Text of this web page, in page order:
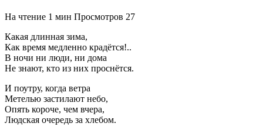
На чтение 1 мин Просмотров 27
Какая длинная зима,
Как время медленно крадётся!..
В ночи ни люди, ни дома
Не знают, кто из них проснётся.
И поутру, когда ветра
Метелью застилают небо,
Опять короче, чем вчера,
Людская очередь за хлебом.